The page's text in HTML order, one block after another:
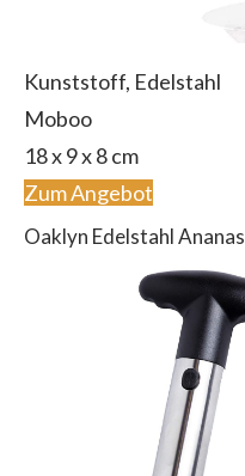
Kunststoff, Edelstahl
Moboo
18 x 9 x 8 cm
Zum Angebot
Oaklyn Edelstahl